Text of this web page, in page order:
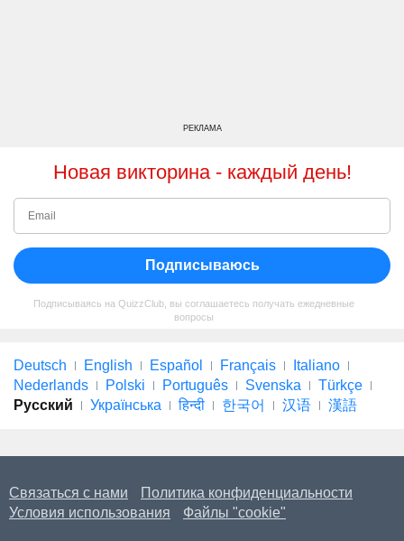
РЕКЛАМА
Новая викторина - каждый день!
Подписываюсь
Подписываясь на QuizzClub, вы соглашаетесь получать ежедневные
вопросы
Deutsch English Español Français
Italiano
Nederlands
Polski Português Svenska
Türkçe
Русский
Українська हिन्दी 한국어 汉语 漢語
Связаться с нами
Политика конфиденциальности
Условия использования
Файлы "cookie"